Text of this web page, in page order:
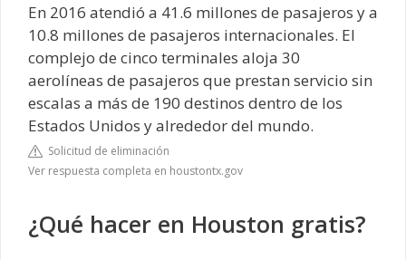
En 2016 atendió a 41.6 millones de pasajeros y a
10.8 millones de pasajeros internacionales. El
complejo de cinco terminales aloja 30
aerolíneas de pasajeros que prestan servicio sin
escalas a más de 190 destinos dentro de los
Estados Unidos y alrededor del mundo.
Solicitud de eliminación
Ver respuesta completa en houstontx.gov
¿Qué hacer en Houston gratis?